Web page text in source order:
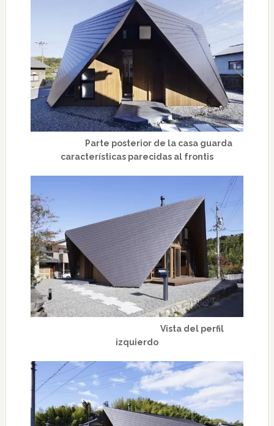
Parte posterior de la casa guarda
características parecidas al frontis
Vista del perfil
izquierdo